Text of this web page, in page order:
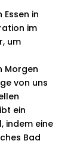
in
im
um
Morgen
von uns
ein
indem eine
Bad